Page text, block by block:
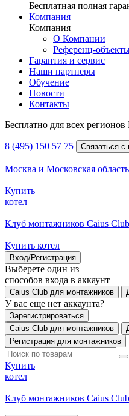
Бесплатная полная
Компания
Компания
О Компании
Референц-
Гарантия и сервис
Наши партнеры
Обучение
Новости
Контакты
Бесплатно для всех регионов
8 (495) 150 57 75 Связаться с
Москва и Московская область
Купить
котел
Клуб монтажников Caius Club
Купить котел
Вход/Регистрация
Выберете один из
способов входа в аккаунт
Caius Club для монтажников
У вас еще нет аккаунта?
Зарегистрироваться
Caius Club для монтажников
Регистрация для монтажников
Купить
котел
Клуб монтажников Caius Club